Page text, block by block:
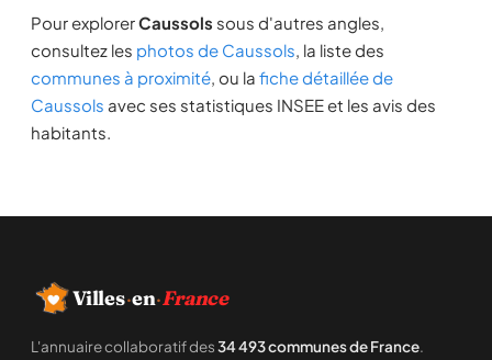
Pour explorerCaussols sous d'autres angles,
consultez les photos de Caussols, la liste des
communes à proximité, ou la fiche détaillée de
Caussols avec ses statistiques INSEE et les avis des
habitants.
Villes·en·France
L'annuaire collaboratif des34 493 communes de France.